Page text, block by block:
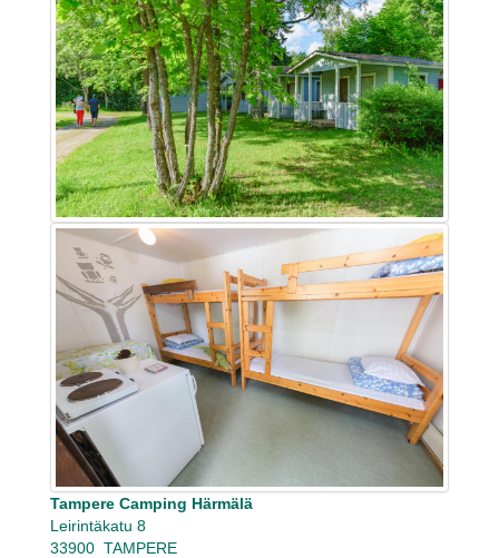
Tampere Camping Härmälä
Leirintäkatu 8
33900 TAMPERE